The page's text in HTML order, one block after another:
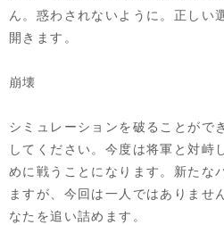
ん。惑わされないように。正しい
開きます。
崩壊
シミュレーションを破ることがで
してください。今度は将軍と対峙
めに戦うことになります。新たな
ますが、今回は一人ではありませ
なたを追い詰めます。